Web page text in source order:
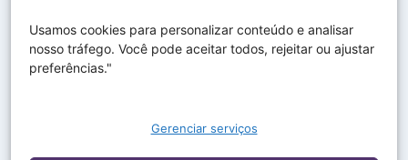
Usamos cookies para personalizar conteúdo e analisar
nosso tráfego. Você pode aceitar todos, rejeitar ou ajustar
preferências."
Gerenciar serviços